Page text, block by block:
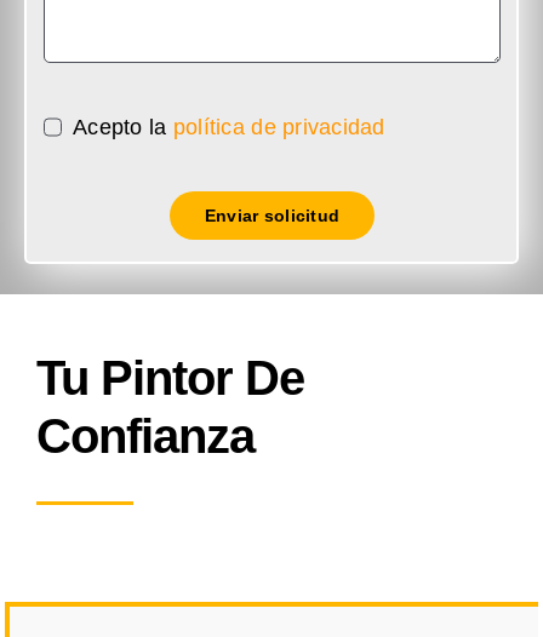
Acepto la política de privacidad
Enviar solicitud
Tu Pintor De
Confianza